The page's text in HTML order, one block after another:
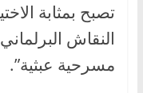
تصبح بمثابة
النقاش
مسرحية عبثية”.